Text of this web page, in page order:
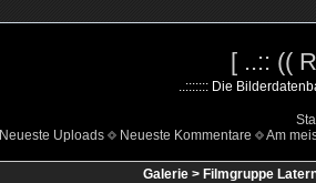
[ ..:: ((
..::::::: Die
Neueste Uploads Neueste Kommentare Am
Galerie > Filmgruppe